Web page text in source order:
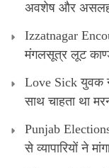
अवशेष और असलह
Izzatnagar
मंगलसूत्र लूट
Love Sick युवक
साथ चाहता था
Punjab
से व्यापारियों ने